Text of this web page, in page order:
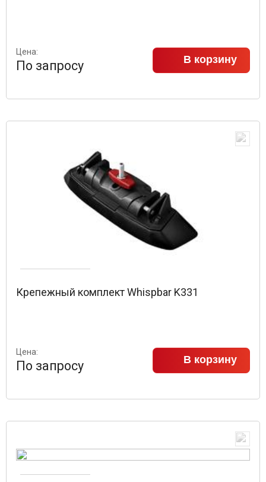
Цена:
По запросу В корзину
Крепежный комплект Whispbar K331
Цена:
По запросу В корзину